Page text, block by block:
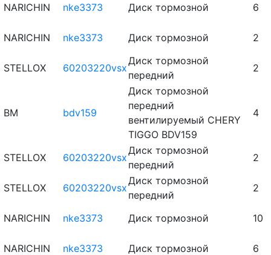
NARICHIN nke3373 Диск тормозной 6
NARICHIN nke3373 Диск тормозной 2
STELLOX 60203220vsx
Диск тормозной
передний
2
BM bdv159
Диск тормозной
передний
вентилируемый CHERY
TIGGO BDV159
4
STELLOX 60203220vsx
Диск тормозной
передний
2
STELLOX 60203220vsx
Диск тормозной
передний
2
NARICHIN nke3373 Диск тормозной 10
NARICHIN nke3373 Диск тормозной 6